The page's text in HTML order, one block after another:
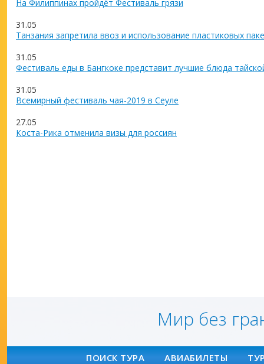
На Филиппинах пройдёт Фестиваль грязи
31.05
Танзания запретила ввоз и использование пластиковых
31.05
Фестиваль еды в Бангкоке представит лучшие блюда
31.05
Всемирный фестиваль чая-2019 в Сеуле
27.05
Коста-Рика отменила визы для россиян
Мир без
ПОИСК ТУРА АВИАБИЛЕТЫ